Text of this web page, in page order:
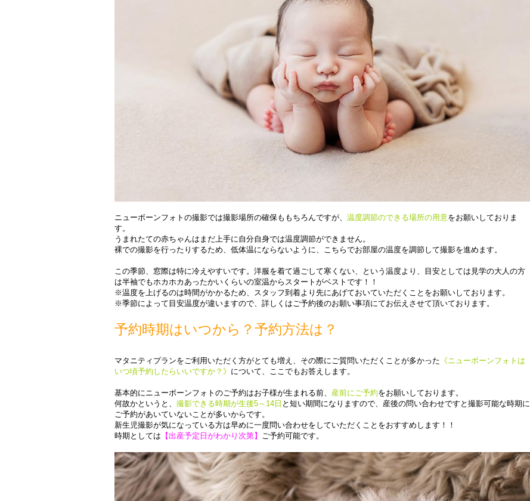
ニューボーンフォトの撮影では撮影場所の確保ももちろんですが、 温度調節のできる場所の用意をお願いしておりま
す。
うまれたての赤ちゃんはまだ上手に自分自身では温度調節ができません。
裸での撮影を行ったりするため、低体温にならないように、こちらでお部屋の温度を調節して撮影を進めます。
この季節、窓際は特に冷えやすいです。洋服を着て過ごして寒くない、という温度より、目安としては見学の大人の方
は半袖でもホカホカあったかいくらいの室温からスタートがベストです！！
※温度を上げるのは時間がかかるため、スタッフ到着より先にあげておいていただくことをお願いしております。
※季節によって目安温度が違いますので、詳しくはご予約後のお願い事項にてお伝えさせて頂いております。
予約時期はいつから？予約方法は？
マタニティプランをご利用いただく方がとても増え、その際にご質問いただくことが多かった 《ニューボーンフォトは
いつ頃予約したらいいですか？》 について、ここでもお答えします。
基本的にニューボーンフォトのご予約はお子様が生まれる前、 産前にご予約をお願いしております。
何故かというと、 撮影できる時期が生後5～14日 と短い期間になりますので、産後の問い合わせですと撮影可能な時期に
ご予約があいていないことが多いからです。
新生児撮影が気になっている方は早めに一度問い合わせをしていただくことをおすすめします！！
時期としては 【出産予定日がわかり次第】 ご予約可能です。